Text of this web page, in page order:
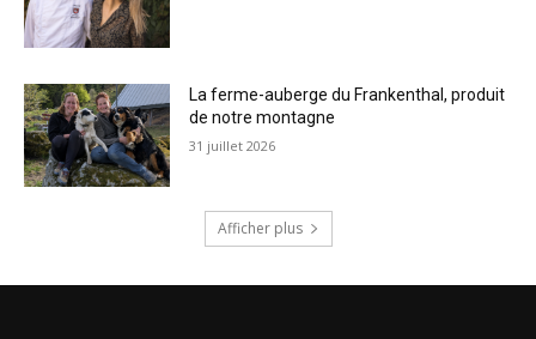
La ferme-auberge du Frankenthal, produit
de notre montagne
31 juillet 2026
Afficher plus